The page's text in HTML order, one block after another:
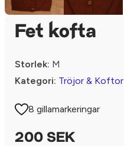
Fet kofta
Storlek: M
Kategori: Tröjor & Koftor
8 gillamarkeringar
200 SEK